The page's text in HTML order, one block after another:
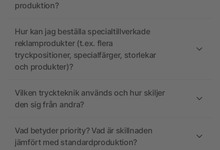
produktion?
Hur kan jag beställa specialtillverkade
reklamprodukter (t.ex. flera
tryckpositioner, specialfärger, storlekar
och produkter)?
Vilken tryckteknik används och hur skiljer
den sig från andra?
Vad betyder priority? Vad är skillnaden
jämfört med standardproduktion?